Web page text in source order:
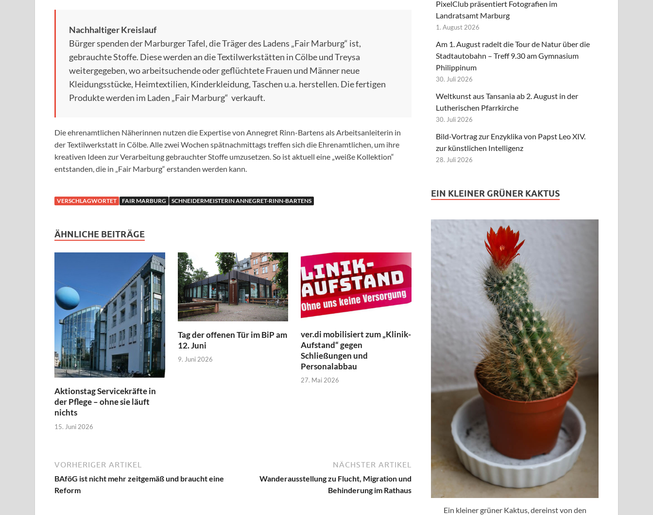
Nachhaltiger Kreislauf
Bürger spenden der Marburger Tafel, die Träger des Ladens „Fair Marburg“ ist,
gebrauchte Stoffe. Diese werden an die Textilwerkstätten in Cölbe und Treysa
weitergegeben, wo arbeitsuchende oder geflüchtete Frauen und Männer neue
Kleidungsstücke, Heimtextilien, Kinderkleidung, Taschen u.a. herstellen. Die fertigen
Produkte werden im Laden „Fair Marburg“ verkauft.
Die ehrenamtlichen Näherinnen nutzen die Expertise von Annegret Rinn-Bartens als Arbeitsanleiterin in
der Textilwerkstatt in Cölbe. Alle zwei Wochen spätnachmittags treffen sich die Ehrenamtlichen, um ihre
kreativen Ideen zur Verarbeitung gebrauchter Stoffe umzusetzen. So ist aktuell eine „weiße Kollektion“
entstanden, die in „Fair Marburg“ erstanden werden kann.
VERSCHLAGWORTET FAIR MARBURG SCHNEIDERMEISTERIN ANNEGRET-RINN-BARTENS
ÄHNLICHE BEITRÄGE
Aktionstag Servicekräfte in
der Pflege – ohne sie läuft
nichts
15. Juni 2026
Tag der offenen Tür im BiP am
12. Juni
9. Juni 2026
ver.di mobilisiert zum „Klinik-
Aufstand“ gegen
Schließungen und
Personalabbau
27. Mai 2026
VORHERIGER ARTIKEL
BAföG ist nicht mehr zeitgemäß und braucht eine
Reform
NÄCHSTER ARTIKEL
Wanderausstellung zu Flucht, Migration und
Behinderung im Rathaus
PixelClub präsentiert Fotografien im
Landratsamt Marburg
1. August 2026
Am 1. August radelt die Tour de Natur über die
Stadtautobahn – Treff 9.30 am Gymnasium
Philippinum
30. Juli 2026
Weltkunst aus Tansania ab 2. August in der
Lutherischen Pfarrkirche
30. Juli 2026
Bild-Vortrag zur Enzyklika von Papst Leo XIV.
zur künstlichen Intelligenz
28. Juli 2026
EIN KLEINER GRÜNER KAKTUS
Ein kleiner grüner Kaktus, dereinst von den